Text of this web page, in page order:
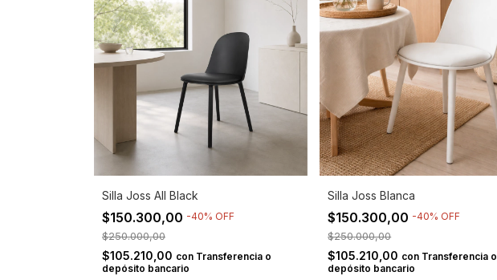
Silla Joss All Black
$150.300,00 -40% OFF
$250.000,00
$105.210,00 con Transferencia o
depósito bancario
Silla Joss Blanca
$150.300,00 -40% OFF
$250.000,00
$105.210,00 con Transferencia o
depósito bancario